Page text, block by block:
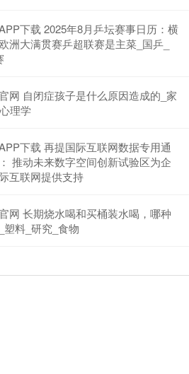
下载 2025年8月乒坛赛事日历：横
洲大满贯赛乒超联赛是主菜_国乒_
网 自闭症孩子是什么原因造成的_家
理学
下载 再提国际互联网数据专用通
推动未来数字空间创新试验区为企
互联网提供支持
网 长期烧水喝和买桶装水喝，哪种
塑料_研究_食物